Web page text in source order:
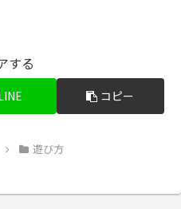
する
コピー
遊び方